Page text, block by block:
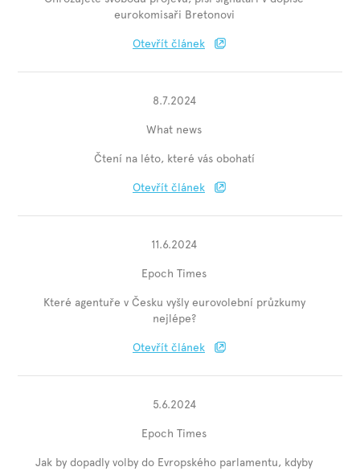
eurokomisaři Bretonovi
Otevřít článek
8.7.2024
What news
Čtení na léto, které vás obohatí
Otevřít článek
11.6.2024
Epoch Times
Které agentuře v Česku vyšly eurovolební průzkumy
nejlépe?
Otevřít článek
5.6.2024
Epoch Times
Jak by dopadly volby do Evropského parlamentu, kdyby